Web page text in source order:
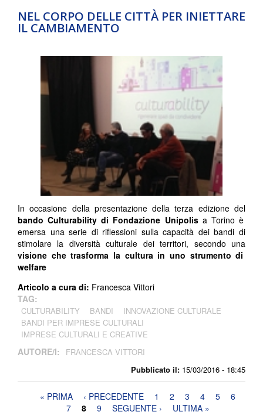
NEL CORPO DELLE CITTÀ PER INIETTARE
IL CAMBIAMENTO
Pubblicato il: 15/03/2016 - 18:45
In occasione della presentazione della terza edizione del
bando Culturability di Fondazione Unipolisa Torino è
emersa una serie di riflessioni sulla capacità dei bandi di
stimolare la diversità culturale dei territori, secondo una
visione che trasforma la cultura in uno strumento di
welfare
Articolo a cura di: Francesca Vittori
TAG:
CULTURABILITY BANDI
INNOVAZIONE CULTURALE
BANDI PER IMPRESE CULTURALI
IMPRESE CULTURALI E CREATIVE
AUTORE/I: FRANCESCA VITTORI
Pagine« PRIMA ‹ PRECEDENTE 1 2 3 4 5
6
7
8 9 SEGUENTE › ULTIMA »